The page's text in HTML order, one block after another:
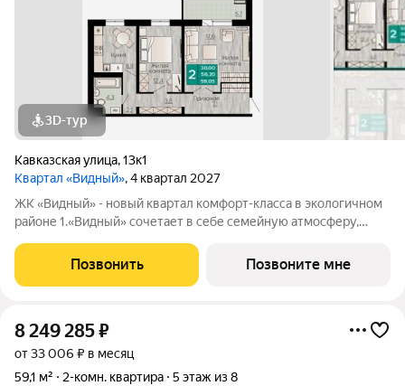
3D-тур
Кавказская улица,13к1
Квартал «Видный», 4 квартал 2027
ЖК «Видный» - новый квартал комфорт-класса в экологичном
районе 1.«Видный» сочетает в себе семейную атмосферу,
дома. 2.В шаговой доступности находятся школы, детские
сады, медицинские
Позвонить Позвоните мне
8 249 285₽
от 33 006 ₽ в месяц
59,1 м²
2-комн. квартира 5 этаж из 8